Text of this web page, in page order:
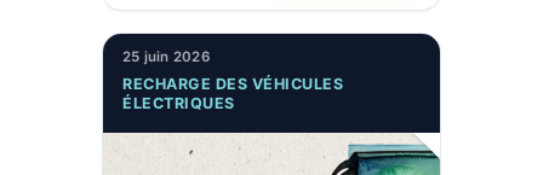
25 juin 2026
RECHARGE DES VÉHICULES
ÉLECTRIQUES